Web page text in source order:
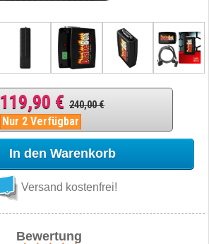
119,90 € 240,00 €
Nur 2 Verfügbar
In den Warenkorb
Versand kostenfrei!
Bewertung